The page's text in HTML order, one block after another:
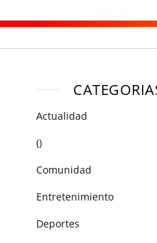
Actualidad
()
Comunidad
Entretenimiento
Deportes